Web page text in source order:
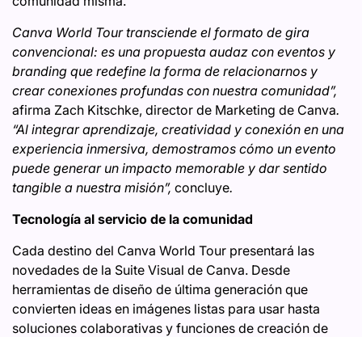
Canva World Tour transciende el formato de gira
convencional: es una propuesta audaz con eventos y
branding que redefine la forma de relacionarnos y
crear conexiones profundas con nuestra comunidad”,
afirma Zach Kitschke, director de Marketing de Canva.
“Al integrar aprendizaje, creatividad y conexión en una
experiencia inmersiva, demostramos cómo un evento
puede generar un impacto memorable y dar sentido
tangible a nuestra misión”, concluye.
Tecnología al servicio de la comunidad
Cada destino del Canva World Tour presentará las
novedades de la Suite Visual de Canva. Desde
herramientas de diseño de última generación que
convierten ideas en imágenes listas para usar hasta
soluciones colaborativas y funciones de creación de